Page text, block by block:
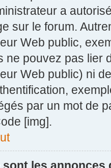
a
sur le forum.
Web public,
ne pouvez pas lier
Web public) ni
par un mot de
[img].
sont les annonces